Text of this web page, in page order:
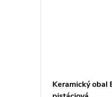
Keramický obal